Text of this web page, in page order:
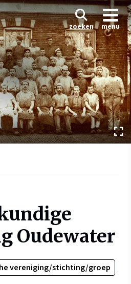
zoeken menu
Oudewater
vereniging/stichting/groep